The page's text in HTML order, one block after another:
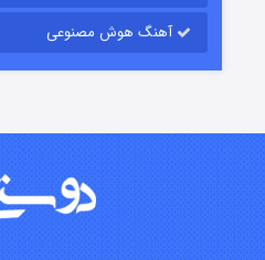
آهنگ هوش مصنوعی